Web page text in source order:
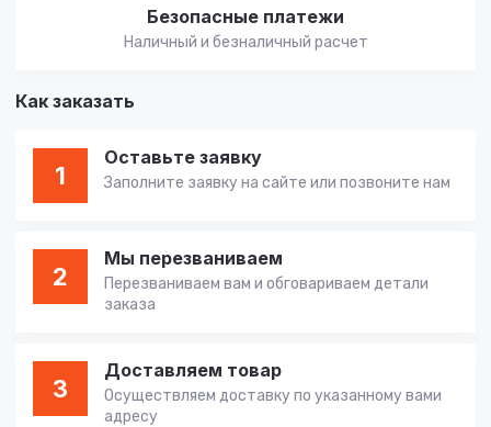
Безопасные платежи
Наличный и безналичный расчет
Как заказать
1
Оставьте заявку
Заполните заявку на сайте или позвоните нам
2
Мы перезваниваем
Перезваниваем вам и обговариваем детали
заказа
3
Доставляем товар
Осуществляем доставку по указанному вами
адресу